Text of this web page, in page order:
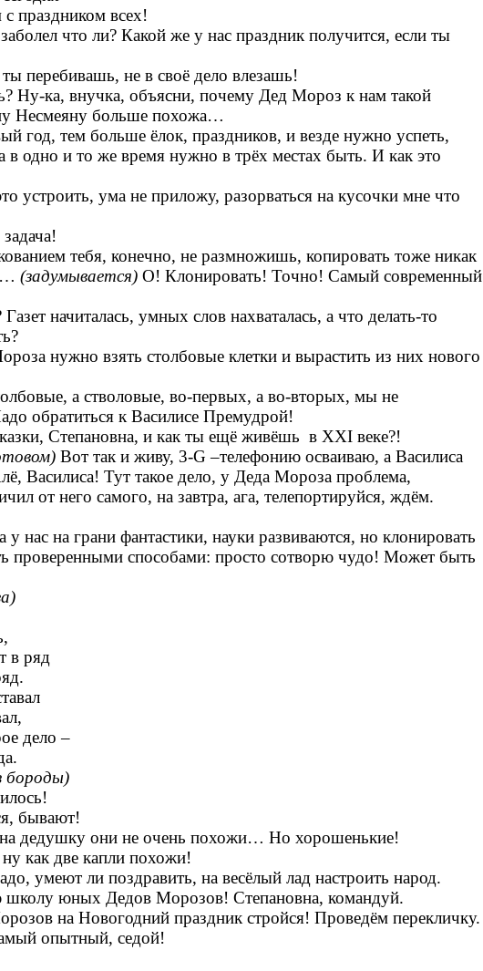
всех!
что ли? Какой же у нас праздник получится, если ты
перебивашь, не в своё дело влезашь!
Ну-ка, внучка, объясни, почему Дед Мороз к нам такой
Несмеяну больше похожа…
год, тем больше ёлок, праздников, и везде нужно успеть,
в одно и то же время нужно в трёх местах быть. И как это
устроить, ума не приложу, разорваться на кусочки мне что
тебя, конечно, не размножишь, копировать тоже никак
(задумывается) О! Клонировать! Точно! Самый современный
начиталась, умных слов нахваталась, а что делать-то
нужно взять столбовые клетки и вырастить из них нового
а стволовые, во-первых, а во-вторых, мы не
обратиться к Василисе Премудрой!
Степановна, и как ты ещё живёшь в XXI веке?!
Вот так и живу, 3-G –телефонию осваиваю, а Василиса
Василиса! Тут такое дело, у Деда Мороза проблема,
от него самого, на завтра, ага, телепортируйся, ждём.
у нас на грани фантастики, науки развиваются, но клонировать
проверенными способами: просто сотворю чудо! Может быть
ряд
–
бороды)
бывают!
дедушку они не очень похожи… Но хорошенькие!
как две капли похожи!
умеют ли поздравить, на весёлый лад настроить народ.
юных Дедов Морозов! Степановна, командуй.
на Новогодний праздник стройся! Проведём перекличку.
опытный, седой!